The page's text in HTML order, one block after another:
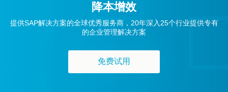
降本增效
提供SAP解决方案的全球优秀服务商，20年深入25个行业提供专有
的企业管理解决方案
免费试用